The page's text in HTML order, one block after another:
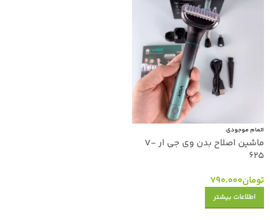
اتمام موجودی
ماشین اصلاح بدن وی جی ار V-
625
تومان790.000
اطلاعات بیشتر